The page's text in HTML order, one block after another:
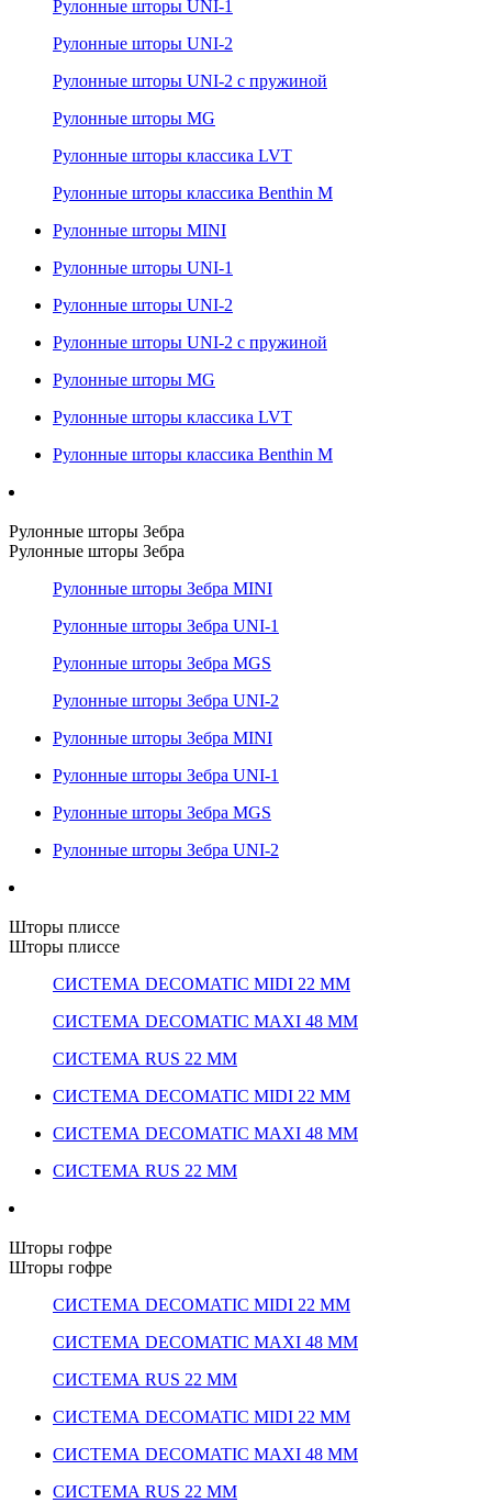
Рулонные шторы UNI-1
Рулонные шторы UNI-2
Рулонные шторы UNI-2 с пружиной
Рулонные шторы MG
Рулонные шторы классика LVT
Рулонные шторы классика Benthin M
Рулонные шторы MINI
Рулонные шторы UNI-1
Рулонные шторы UNI-2
Рулонные шторы UNI-2 с пружиной
Рулонные шторы MG
Рулонные шторы классика LVT
Рулонные шторы классика Benthin M
Рулонные шторы Зебра
Рулонные шторы Зебра
Рулонные шторы Зебра MINI
Рулонные шторы Зебра UNI-1
Рулонные шторы Зебра MGS
Рулонные шторы Зебра UNI-2
Рулонные шторы Зебра MINI
Рулонные шторы Зебра UNI-1
Рулонные шторы Зебра MGS
Рулонные шторы Зебра UNI-2
Шторы плиссе
Шторы плиссе
СИСТЕМА DECOMATIC MIDI 22 ММ
СИСТЕМА DECOMATIC MAXI 48 ММ
СИСТЕМА RUS 22 ММ
СИСТЕМА DECOMATIC MIDI 22 ММ
СИСТЕМА DECOMATIC MAXI 48 ММ
СИСТЕМА RUS 22 ММ
Шторы гофре
Шторы гофре
СИСТЕМА DECOMATIC MIDI 22 ММ
СИСТЕМА DECOMATIC MAXI 48 ММ
СИСТЕМА RUS 22 ММ
СИСТЕМА DECOMATIC MIDI 22 ММ
СИСТЕМА DECOMATIC MAXI 48 ММ
СИСТЕМА RUS 22 ММ